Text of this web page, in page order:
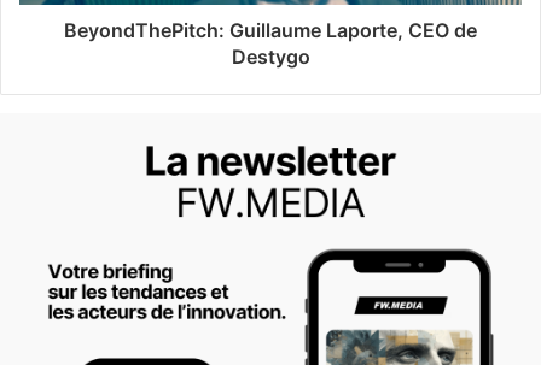
BeyondThePitch: Guillaume Laporte, CEO de
Destygo